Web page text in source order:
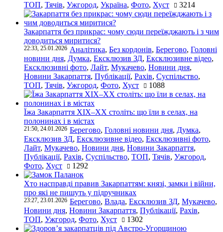
ТОП, Тячів, Ужгород, Україна, Фото, Хуст 3214
Закарпаття без прикрас: чому сюди переїжджають і з чим
доводиться миритися?
22:33, 25.01.2026 Аналітика, Без кордонів, Берегово, Головні
новини дня, Думка, Ексклюзив ЗД, Ексклюзивне відео,
Ексклюзивні фото, Лайт, Мукачево, Новини дня,
Новини Закарпаття, Публікації, Рахів, Суспільство,
ТОП, Тячів, Ужгород, Фото, Хуст 1088
Їжа Закарпаття ХІХ–ХХ століть: що їли в селах, на
полонинах і в містах
21:50, 24.01.2026 Берегово, Головні новини дня, Думка,
Ексклюзив ЗД, Ексклюзивне відео, Ексклюзивні фото,
Лайт, Мукачево, Новини дня, Новини Закарпаття,
Публікації, Рахів, Суспільство, ТОП, Тячів, Ужгород,
Фото, Хуст 1292
Хто насправді правив Закарпаттям: князі, замки і війни,
про які не пишуть у підручниках
23:27, 23.01.2026 Берегово, Влада, Ексклюзив ЗД, Мукачево,
Новини дня, Новини Закарпаття, Публікації, Рахів,
ТОП, Ужгород, Фото, Хуст 1302